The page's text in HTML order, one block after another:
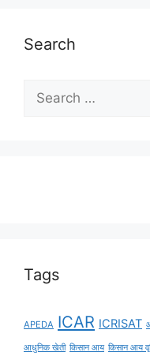
Search
Tags
APEDA ICAR ICRISAT
आधुनिक खेती किसान आय किसान आय